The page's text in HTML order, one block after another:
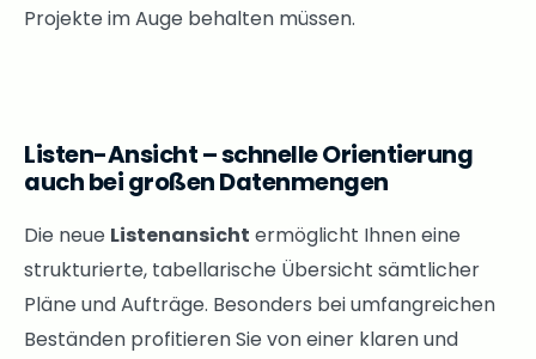
Projekte im Auge behalten müssen.
Listen-Ansicht – schnelle Orientierung
auch bei großen Datenmengen
Die neue Listenansicht ermöglicht Ihnen eine
strukturierte, tabellarische Übersicht sämtlicher
Pläne und Aufträge. Besonders bei umfangreichen
Beständen profitieren Sie von einer klaren und